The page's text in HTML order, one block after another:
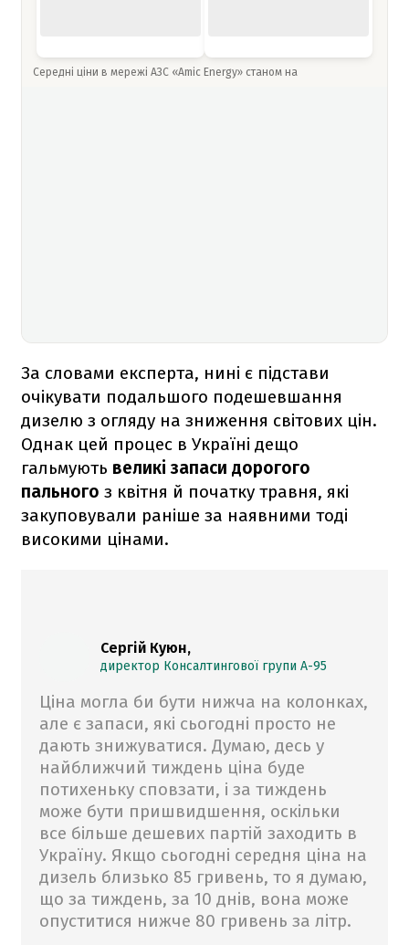
Середні ціни в мережі АЗС «Amic Energy» станом на
За словами експерта, нині є підстави
очікувати подальшого подешевшання
дизелю з огляду на зниження світових цін.
Однак цей процес в Україні дещо
гальмують великі запаси дорогого
пального з квітня й початку травня, які
закуповували раніше за наявними тоді
високими цінами.
Сергій Куюн,
директор Консалтингової групи А-95
Ціна могла би бути нижча на колонках,
але є запаси, які сьогодні просто не
дають знижуватися. Думаю, десь у
найближчий тиждень ціна буде
потихеньку сповзати, і за тиждень
може бути пришвидшення, оскільки
все більше дешевих партій заходить в
Україну. Якщо сьогодні середня ціна на
дизель близько 85 гривень, то я думаю,
що за тиждень, за 10 днів, вона може
опуститися нижче 80 гривень за літр.